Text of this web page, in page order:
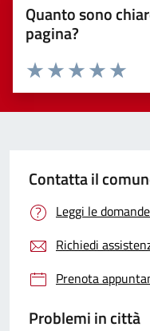
Quanto sono
pagina?
Valuta
Valuta 4
Valuta 3 stelle
Valuta 2 stelle su 5
Valuta 1 stelle su 5
Contatta il
Leggi le
Richiedi
Prenota
Problemi in città